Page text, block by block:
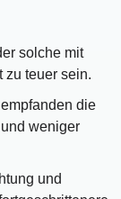
solche mit
zu teuer sein.
die
weniger
und